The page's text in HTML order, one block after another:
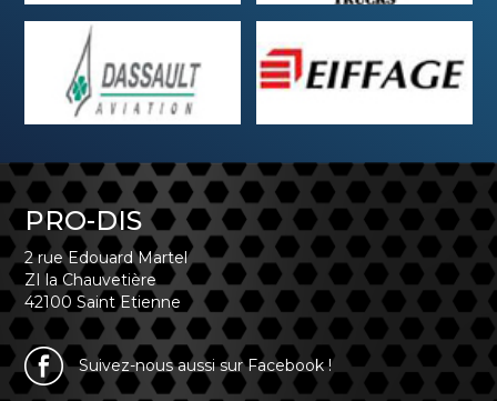
PRO-DIS
2 rue Edouard Martel
ZI la Chauvetière
42100 Saint Etienne
Suivez-nous aussi sur Facebook !